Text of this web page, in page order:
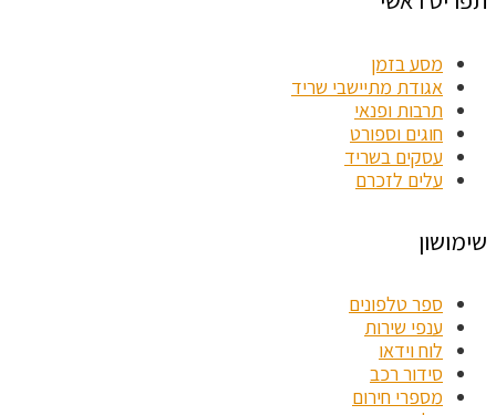
מסע בזמן
אגודת מתיישבי שריד
תרבות ופנאי
חוגים וספורט
עסקים בשריד
עלים לזכרם
שימושון
ספר טלפונים
ענפי שירות
לוח וידאו
סידור רכב
מספרי חירום